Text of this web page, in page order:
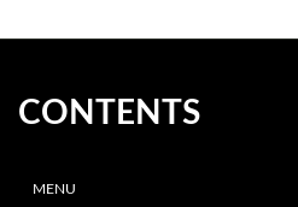
CONTENTS
MENU